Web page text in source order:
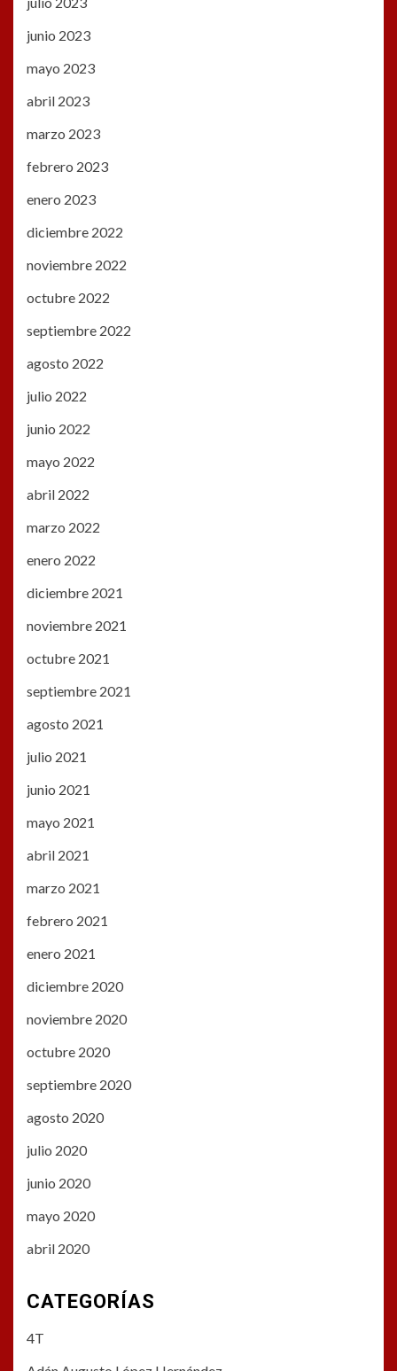
junio 2023
mayo 2023
abril 2023
marzo 2023
febrero 2023
enero 2023
diciembre 2022
noviembre 2022
octubre 2022
septiembre 2022
agosto 2022
julio 2022
junio 2022
mayo 2022
abril 2022
marzo 2022
enero 2022
diciembre 2021
noviembre 2021
octubre 2021
septiembre 2021
agosto 2021
julio 2021
junio 2021
mayo 2021
abril 2021
marzo 2021
febrero 2021
enero 2021
diciembre 2020
noviembre 2020
octubre 2020
septiembre 2020
agosto 2020
julio 2020
junio 2020
mayo 2020
abril 2020
CATEGORÍAS
4T